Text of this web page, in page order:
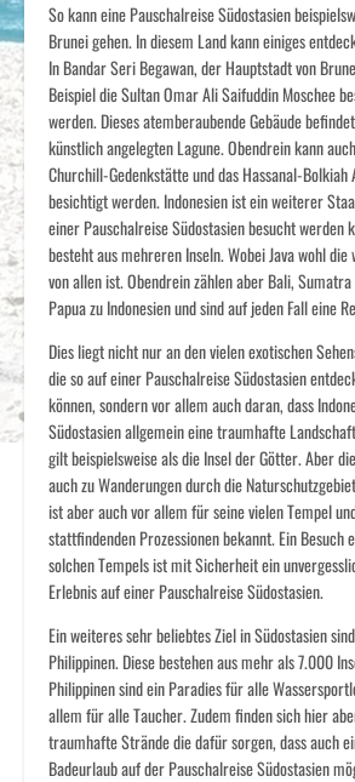
So kann eine Pauschalreise Südostasien
Brunei gehen. In diesem Land kann einiges
In Bandar Seri Begawan, der Hauptstadt von
Beispiel die Sultan Omar Ali Saifuddin Moschee
werden. Dieses atemberaubende Gebäude
künstlich angelegten Lagune. Obendrein kann
Churchill-Gedenkstätte und das Hassanal-Bolkiah
besichtigt werden. Indonesien ist ein weiterer
einer Pauschalreise Südostasien besucht werden
besteht aus mehreren Inseln. Wobei Java wohl
von allen ist. Obendrein zählen aber Bali,
Papua zu Indonesien und sind auf jeden Fall eine
Dies liegt nicht nur an den vielen exotischen
die so auf einer Pauschalreise Südostasien
können, sondern vor allem auch daran, dass
Südostasien allgemein eine traumhafte
gilt beispielsweise als die Insel der Götter. Aber
auch zu Wanderungen durch die
ist aber auch vor allem für seine vielen Tempel
stattfindenden Prozessionen bekannt. Ein Besuch
solchen Tempels ist mit Sicherheit ein
Erlebnis auf einer Pauschalreise Südostasien.
Ein weiteres sehr beliebtes Ziel in Südostasien
Philippinen. Diese bestehen aus mehr als 7.000
Philippinen sind ein Paradies für alle
allem für alle Taucher. Zudem finden sich hier
traumhafte Strände die dafür sorgen, dass auch
Badeurlaub auf der Pauschalreise Südostasien